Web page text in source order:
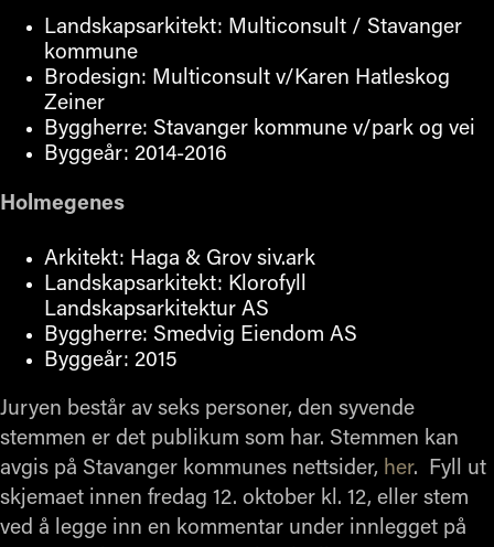
Landskapsarkitekt: Multiconsult / Stavanger
kommune
Brodesign: Multiconsult v/Karen Hatleskog
Zeiner
Byggherre: Stavanger kommune v/park og vei
Byggeår: 2014-2016
Holmegenes
Arkitekt: Haga & Grov siv.ark
Landskapsarkitekt: Klorofyll
Landskapsarkitektur AS
Byggherre: Smedvig Eiendom AS
Byggeår: 2015
Juryen består av seks personer, den syvende
stemmen er det publikum som har. Stemmen kan
avgis på Stavanger kommunes nettsider, her. Fyll ut
skjemaet innen fredag 12. oktober kl. 12, eller stem
ved å legge inn en kommentar under innlegget på